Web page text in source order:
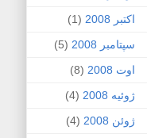
اکتبر 2008
(1)
سپتامبر 2008
(5)
اوت 2008
(8)
ژوئیه 2008
(4)
ژوئن 2008
(4)